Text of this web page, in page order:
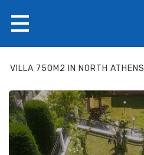
VILLA 750M2 IN NORTH ATHENS